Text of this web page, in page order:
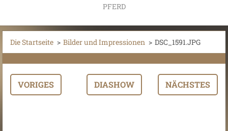
PFERD
Die Startseite > Bilder und Impressionen > DSC_1591.JPG
VORIGES DIASHOW NÄCHSTES